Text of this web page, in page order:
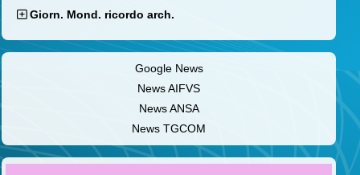
Giorn. Mond. ricordo arch.
Google News
News AIFVS
News ANSA
News TGCOM